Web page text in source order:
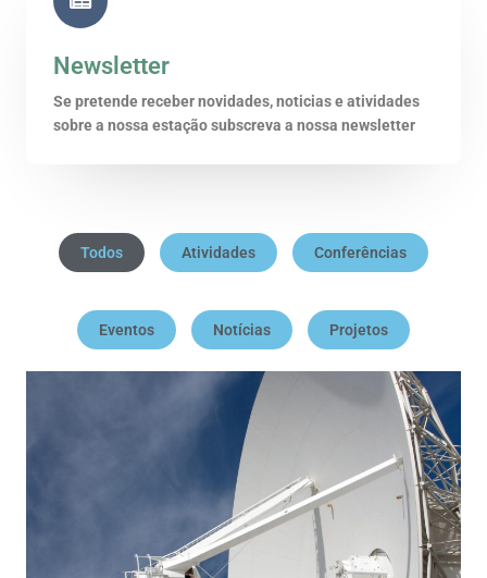
Newsletter
Se pretende receber novidades, noticias e atividades
sobre a nossa estação subscreva a nossa newsletter
Todos Atividades Conferências
Eventos Notícias Projetos